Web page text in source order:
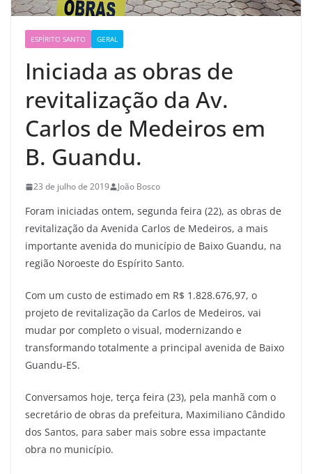
ESPÍRITO SANTO GERAL
Iniciada as obras de
revitalização da Av.
Carlos de Medeiros em
B. Guandu.
23 de julho de 2019 João Bosco
Foram iniciadas ontem, segunda feira (22), as obras de
revitalização da Avenida Carlos de Medeiros, a mais
importante avenida do município de Baixo Guandu, na
região Noroeste do Espírito Santo.
Com um custo de estimado em R$ 1.828.676,97, o
projeto de revitalização da Carlos de Medeiros, vai
mudar por completo o visual, modernizando e
transformando totalmente a principal avenida de Baixo
Guandu-ES.
Conversamos hoje, terça feira (23), pela manhã com o
secretário de obras da prefeitura, Maximiliano Cândido
dos Santos, para saber mais sobre essa impactante
obra no município.